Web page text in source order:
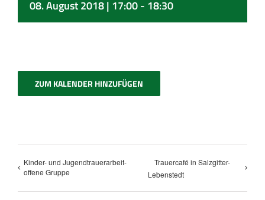
08. August 2018 | 17:00- 18:30
ZUM KALENDER HINZUFÜGEN
Kinder- und Jugendtrauerarbeit-
offene Gruppe
Trauercafé in Salzgitter-
Lebenstedt